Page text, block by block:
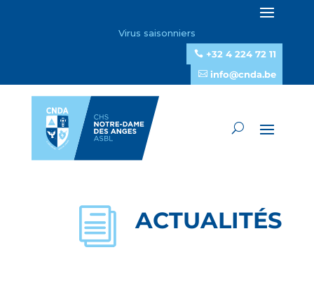
Virus saisonniers
+32 4 224 72 11
info@cnda.be
i ACTUALITÉS